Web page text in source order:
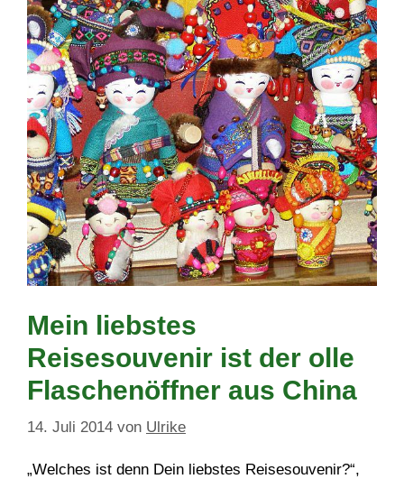
Mein liebstes
Reisesouvenir ist der olle
Flaschenöffner aus China
14. Juli 2014 von Ulrike
„Welches ist denn Dein liebstes Reisesouvenir?“,